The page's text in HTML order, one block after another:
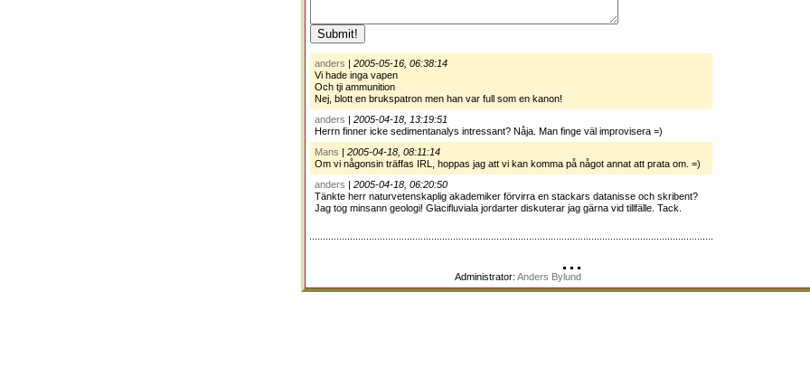
anders | 2005-05-16, 06:38:14
Vi hade inga vapen
Och tji ammunition
Nej, blott en brukspatron men han var full som en kanon!
anders | 2005-04-18, 13:19:51
Herrn finner icke sedimentanalys intressant? Nåja. Man finge väl improvisera =)
Mans | 2005-04-18, 08:11:14
Om vi någonsin träffas IRL, hoppas jag att vi kan komma på något annat att prata om. =)
anders | 2005-04-18, 06:20:50
Tänkte herr naturvetenskaplig akademiker förvirra en stackars datanisse och skribent?
Jag tog minsann geologi! Glacifluviala jordarter diskuterar jag gärna vid tillfälle. Tack.
Administrator: Anders Bylund